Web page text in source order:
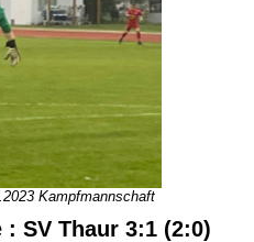
Kampfmannschaft
SV Thaur 3:1 (2:0)